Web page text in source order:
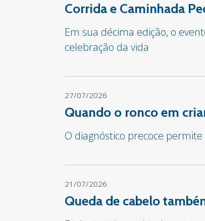
Corrida e Caminhada
Em sua décima edição, o
celebração da vida
27/07/2026
Quando o ronco em
O diagnóstico precoce
21/07/2026
Queda de cabelo